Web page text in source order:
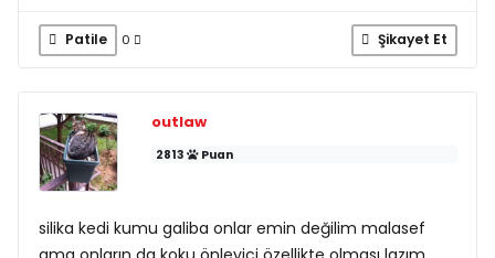
Patile 0 Şikayet Et
outlaw
2813 Puan
silika kedi kumu galiba onlar emin değilim malasef